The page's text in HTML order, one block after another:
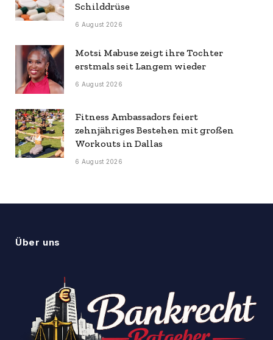
Schilddrüse
6 August 2026
Motsi Mabuse zeigt ihre Tochter
erstmals seit Langem wieder
6 August 2026
Fitness Ambassadors feiert
zehnjähriges Bestehen mit großen
Workouts in Dallas
6 August 2026
Über uns